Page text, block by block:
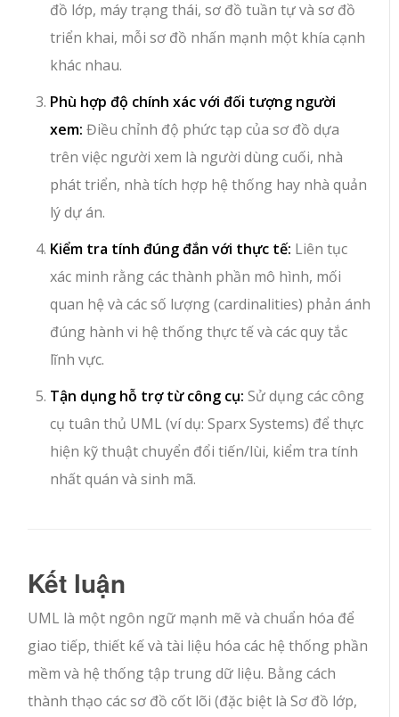
đồ lớp, máy trạng thái, sơ đồ tuần tự và sơ đồ
triển khai, mỗi sơ đồ nhấn mạnh một khía cạnh
khác nhau.
Phù hợp độ chính xác với đối tượng người
xem: Điều chỉnh độ phức tạp của sơ đồ dựa
trên việc người xem là người dùng cuối, nhà
phát triển, nhà tích hợp hệ thống hay nhà quản
lý dự án.
Kiểm tra tính đúng đắn với thực tế: Liên tục
xác minh rằng các thành phần mô hình, mối
quan hệ và các số lượng (cardinalities) phản ánh
đúng hành vi hệ thống thực tế và các quy tắc
lĩnh vực.
Tận dụng hỗ trợ từ công cụ: Sử dụng các công
cụ tuân thủ UML (ví dụ: Sparx Systems) để thực
hiện kỹ thuật chuyển đổi tiến/lùi, kiểm tra tính
nhất quán và sinh mã.
Kết luận
UML là một ngôn ngữ mạnh mẽ và chuẩn hóa để
giao tiếp, thiết kế và tài liệu hóa các hệ thống phần
mềm và hệ thống tập trung dữ liệu. Bằng cách
thành thạo các sơ đồ cốt lõi (đặc biệt là Sơ đồ lớp,